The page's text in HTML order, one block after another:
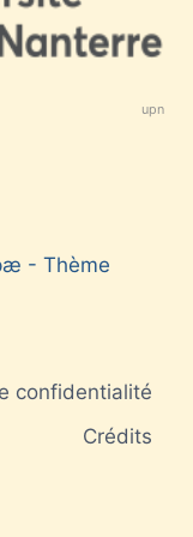
upn
- Thème
confidentialité
Crédits